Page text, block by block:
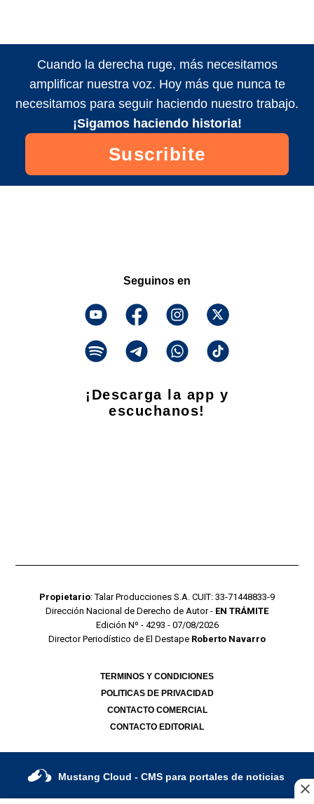
Cuando la derecha ruge, más necesitamos
amplificar nuestra voz. Hoy más que nunca te
necesitamos para seguir haciendo nuestro trabajo.
¡Sigamos haciendo historia!
Suscribite
Seguinos en
¡Descarga la app y
escuchanos!
Propietario: Talar Producciones S.A. CUIT: 33-71448833-9
Dirección Nacional de Derecho de Autor - EN TRÁMITE
Edición Nº - 4293 - 07/08/2026
Director Periodístico de El Destape Roberto Navarro
TERMINOS Y CONDICIONES
POLITICAS DE PRIVACIDAD
CONTACTO COMERCIAL
CONTACTO EDITORIAL
Mustang Cloud - CMS para portales de noticias